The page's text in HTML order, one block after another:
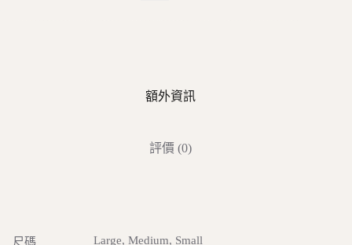
額外資訊
評價 (0)
尺碼 Large, Medium, Small